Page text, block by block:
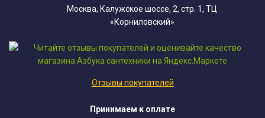
Москва, Калужское шоссе, 2, стр. 1, ТЦ
«Корниловский»
Отзывы покупателей
Принимаем к оплате